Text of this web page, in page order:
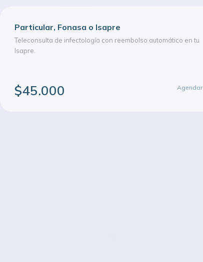
Particular, Fonasa o Isapre
Teleconsulta de infectología con reembolso automático en tu
Isapre.
$45.000 Agendar